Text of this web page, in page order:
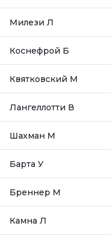
Милези Л
Коснефрой Б
Квятковский М
Лангеллотти В
Шахман М
Барта У
Бреннер М
Камна Л